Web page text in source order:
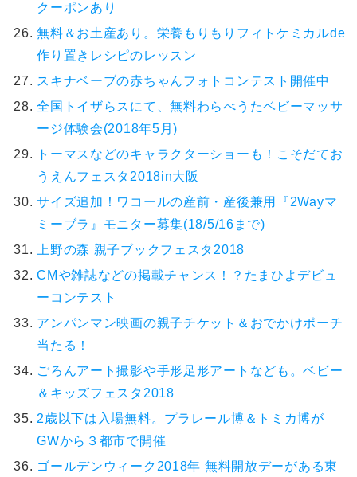
クーポンあり
無料＆お土産あり。栄養もりもりフィトケミカルde
作り置きレシピのレッスン
スキナベーブの赤ちゃんフォトコンテスト開催中
全国トイザらスにて、無料わらべうたベビーマッサ
ージ体験会(2018年5月)
トーマスなどのキャラクターショーも！こそだてお
うえんフェスタ2018in大阪
サイズ追加！ワコールの産前・産後兼用『2Wayマ
ミーブラ』モニター募集(18/5/16まで)
上野の森 親子ブックフェスタ2018
CMや雑誌などの掲載チャンス！？たまひよデビュ
ーコンテスト
アンパンマン映画の親子チケット＆おでかけポーチ
当たる！
ごろんアート撮影や手形足形アートなども。ベビー
＆キッズフェスタ2018
2歳以下は入場無料。プラレール博＆トミカ博が
GWから３都市で開催
ゴールデンウィーク2018年 無料開放デーがある東